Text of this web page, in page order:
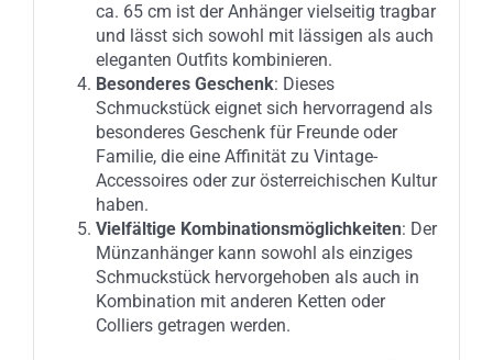
ca. 65 cm ist der Anhänger vielseitig tragbar
und lässt sich sowohl mit lässigen als auch
eleganten Outfits kombinieren.
Besonderes Geschenk: Dieses
Schmuckstück eignet sich hervorragend als
besonderes Geschenk für Freunde oder
Familie, die eine Affinität zu Vintage-
Accessoires oder zur österreichischen Kultur
haben.
Vielfältige Kombinationsmöglichkeiten: Der
Münzanhänger kann sowohl als einziges
Schmuckstück hervorgehoben als auch in
Kombination mit anderen Ketten oder
Colliers getragen werden.